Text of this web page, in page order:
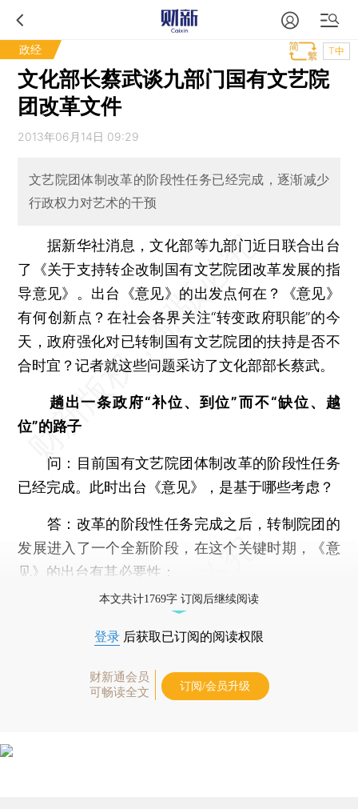
政经 T中
文化部长蔡武谈九部门国有文艺院
团改革文件
2013年06月14日 09:29
文艺院团体制改革的阶段性任务已经完成，逐渐减少
行政权力对艺术的干预
据新华社消息，文化部等九部门近日联合出台
了《关于支持转企改制国有文艺院团改革发展的指
导意见》。出台《意见》的出发点何在？《意见》
有何创新点？在社会各界关注“转变政府职能”的今
天，政府强化对已转制国有文艺院团的扶持是否不
合时宜？记者就这些问题采访了文化部部长蔡武。
趟出一条政府“补位、到位”而不“缺位、越
位”的路子
问：目前国有文艺院团体制改革的阶段性任务
已经完成。此时出台《意见》，是基于哪些考虑？
答：改革的阶段性任务完成之后，转制院团的
发展进入了一个全新阶段，在这个关键时期，《意
见》的出台有其必要性：
本文共计1769字 订阅后继续阅读
登录 后获取已订阅的阅读权限
财新通会员
可畅读全文
订阅/会员升级